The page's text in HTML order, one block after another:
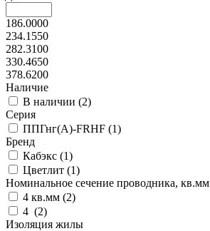
186.0000
234.1550
282.3100
330.4650
378.6200
Наличие
В наличии (2)
Серия
ППГнг(А)-FRHF (1)
Бренд
Кабэкс (1)
Цветлит (1)
Номинальное сечение проводника, кв.мм
4 кв.мм (2)
4 (2)
Изоляция жилы